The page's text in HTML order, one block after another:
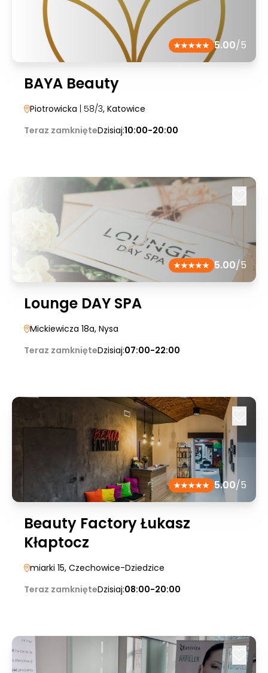
5.00/5
BAYA Beauty
Piotrowicka | 58/3, Katowice
Teraz zamknięteDzisiaj:10:00-20:00
5.00/5
Lounge DAY SPA
Mickiewicza 18a, Nysa
Teraz zamknięteDzisiaj:07:00-22:00
5.00/5
Beauty Factory Łukasz
Kłaptocz
miarki 15, Czechowice-Dziedzice
Teraz zamknięteDzisiaj:08:00-20:00